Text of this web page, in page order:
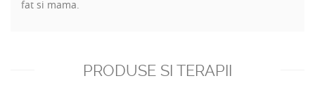
fat si mama.
PRODUSE SI TERAPII